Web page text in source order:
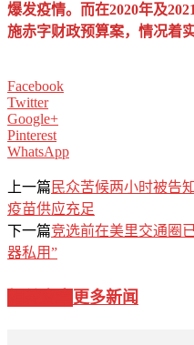
爆发疫情。而在2020年及
施赤字财政预算案，情况着
Facebook
Twitter
Google+
Pinterest
WhatsApp
上一篇 民众苦候两小时被告
疫苗供应充足
下一篇竞选前在美里交通圈
器私用”
更多新闻